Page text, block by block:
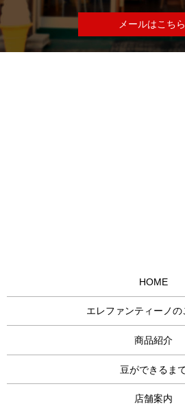
メールはこちら
HOME
エレファンティーノの
商品紹介
豆ができるま
店舗案内